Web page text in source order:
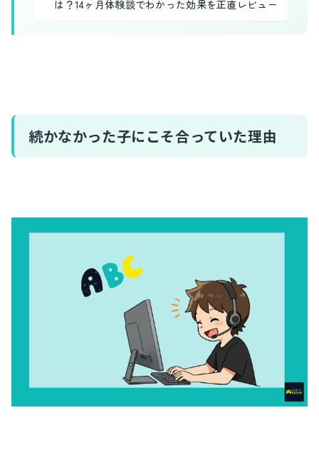
は？14ヶ月体験談でわかった効果を正直レビュー
続かなかった子にこそ合っていた理由